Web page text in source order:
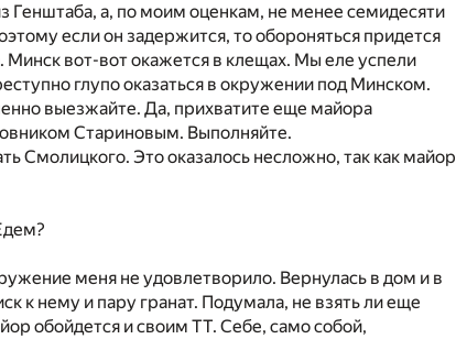
Генштаба, а, по моим оценкам, не менее семидесяти
если он задержится, то обороняться придется
Минск вот-вот окажется в клещах. Мы еле успели
глупо оказаться в окружении под Минском.
выезжайте. Да, прихватите еще майора
Стариновым. Выполняйте.
Смолицкого. Это оказалось несложно, так как майор
меня не удовлетворило. Вернулась в дом и в
к нему и пару гранат. Подумала, не взять ли еще
обойдется и своим ТТ. Себе, само собой,